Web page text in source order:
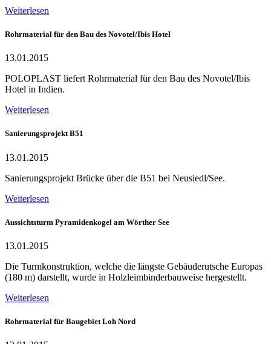
Weiterlesen
Rohrmaterial für den Bau des Novotel/Ibis Hotel
13.01.2015
POLOPLAST liefert Rohrmaterial für den Bau des Novotel/Ibis
Hotel in Indien.
Weiterlesen
Sanierungsprojekt B51
13.01.2015
Sanierungsprojekt Brücke über die B51 bei Neusiedl/See.
Weiterlesen
Aussichtsturm Pyramidenkogel am Wörther See
13.01.2015
Die Turmkonstruktion, welche die längste Gebäuderutsche Europas
(180 m) darstellt, wurde in Holzleimbinderbauweise hergestellt.
Weiterlesen
Rohrmaterial für Baugebiet Loh Nord